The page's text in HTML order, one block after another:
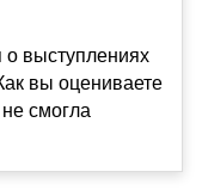
о выступлениях
вы оцениваете
смогла